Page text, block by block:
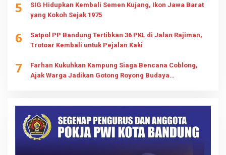
5
SIG Hidupkan Kembali Semen Kujang, Ikon Jawa Barat
yang Kokoh Sejak 1975
6
Satpol PP Bandung Tertibkan 36 PKL di Jalan Rajiman,
Trotoar Kembali untuk Pejalan Kaki
7
Farhan Kukuhkan Kampung Siaga Bencana Coblong,
Ajak Warga Jadikan Gotong Royong Budaya